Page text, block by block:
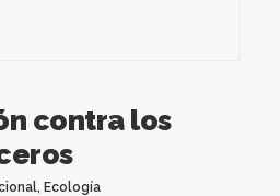
contra los
, Ecología